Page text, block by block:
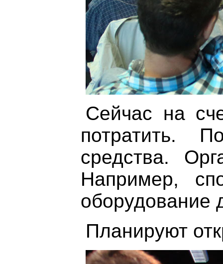
Сейчас на
потратить.
средства.
Например,
оборудование
Планируют